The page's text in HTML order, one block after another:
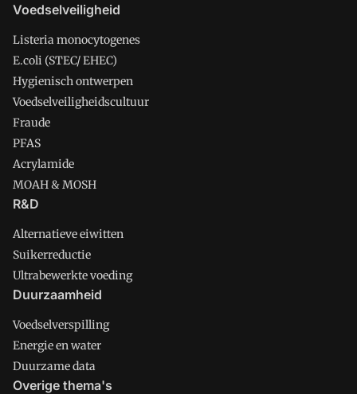
Voedselveiligheid
Listeria monocytogenes
E.coli (STEC/ EHEC)
Hygienisch ontwerpen
Voedselveiligheidscultuur
Fraude
PFAS
Acrylamide
MOAH & MOSH
R&D
Alternatieve eiwitten
Suikerreductie
Ultrabewerkte voeding
Duurzaamheid
Voedselverspilling
Energie en water
Duurzame data
Overige thema's